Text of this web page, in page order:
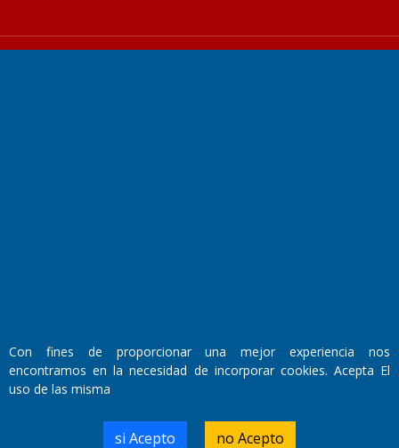
Santa Rosa, La Pampa.
Número de Registro DNDA:
Con fines de proporcionar una mejor experiencia nos
encontramos en la necesidad de incorporar cookies. Acepta El
uso de las misma
si Acepto no Acepto